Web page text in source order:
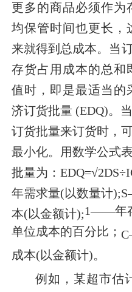
更多的商品必须作为
均保管时间也更长，
来就得到总成本。 当
存货占用成本的总和
值时，即是最适当的
济订货批量 (EDQ)。
订货批量来订货时，
最小化。 用数学公式
批量为：
年需求量(以数量计
本(以金额计);1——年
单位成本的百分比；
成本(以金额计)。
例如，某超市估